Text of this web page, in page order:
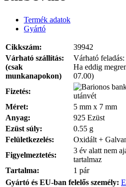
Termék adatok
Gyártó
Cikkszám:
39942
Várható szállítás:
(csak
munkanapokon)
Várható feladás:
Ha eddig
07.00)
Fizetés:
utánvét
Méret:
5 mm x 7 mm
Anyag:
925 Ezüst
Ezüst súly:
0.55 g
Felületkezelés:
Oxidált +
Figyelmeztetés:
3 év alatt nem
tartalmaz
Tartalma:
1 pár
Gyártó és EU-ban felelős személy: